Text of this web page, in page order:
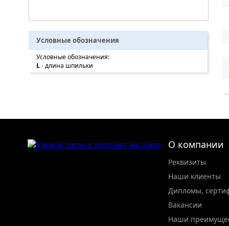
Условные обозначения
Условные обозначения:
L- длина шпильки
О компании
Реквизиты
Наши клиенты
Дипломы,
Вакансии
Наши